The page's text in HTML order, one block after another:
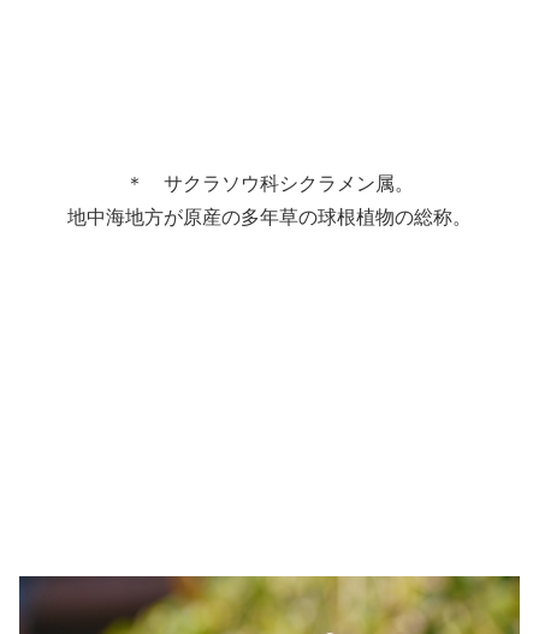
＊ サクラソウ科シクラメン属。
地中海地方が原産の多年草の球根植物の総称。